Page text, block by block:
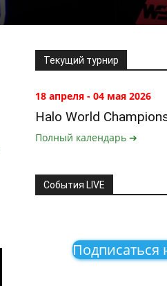
Текущий турнир
18 апреля - 04 мая 2026
Halo World
Полный календарь ➔
События LIVE
Подписаться